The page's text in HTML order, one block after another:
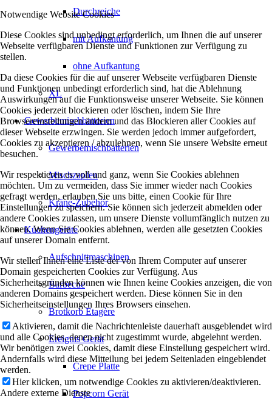
Durchreiche
mit Aufkantung
ohne Aufkantung
XL
Gewerbemischbatterien
Gewerbemischbatterien
Mischzapfen
Kräne-Zubehör
Küchengeräte
Aufschnittmaschinen
Barbecue
Brotkorb Etagère
Ereignis Gerät
Crepe Platte
Popcorn Gerät
Notwendige Website Cookies
Diese Cookies sind unbedingt erforderlich, um Ihnen die auf unserer
Webseite verfügbaren Dienste und Funktionen zur Verfügung zu
stellen.
Da diese Cookies für die auf unserer Webseite verfügbaren Dienste
und Funktionen unbedingt erforderlich sind, hat die Ablehnung
Auswirkungen auf die Funktionsweise unserer Webseite. Sie können
Cookies jederzeit blockieren oder löschen, indem Sie Ihre
Browsereinstellungen ändern und das Blockieren aller Cookies auf
dieser Webseite erzwingen. Sie werden jedoch immer aufgefordert,
Cookies zu akzeptieren / abzulehnen, wenn Sie unsere Website erneut
besuchen.
Wir respektieren es voll und ganz, wenn Sie Cookies ablehnen
möchten. Um zu vermeiden, dass Sie immer wieder nach Cookies
gefragt werden, erlauben Sie uns bitte, einen Cookie für Ihre
Einstellungen zu speichern. Sie können sich jederzeit abmelden oder
andere Cookies zulassen, um unsere Dienste vollumfänglich nutzen zu
können. Wenn Sie Cookies ablehnen, werden alle gesetzten Cookies
auf unserer Domain entfernt.
Wir stellen Ihnen eine Liste der von Ihrem Computer auf unserer
Domain gespeicherten Cookies zur Verfügung. Aus
Sicherheitsgründen können wie Ihnen keine Cookies anzeigen, die von
anderen Domains gespeichert werden. Diese können Sie in den
Sicherheitseinstellungen Ihres Browsers einsehen.
Aktivieren, damit die Nachrichtenleiste dauerhaft ausgeblendet wird
und alle Cookies, denen nicht zugestimmt wurde, abgelehnt werden.
Wir benötigen zwei Cookies, damit diese Einstellung gespeichert wird.
Andernfalls wird diese Mitteilung bei jedem Seitenladen eingeblendet
werden.
Hier klicken, um notwendige Cookies zu aktivieren/deaktivieren.
Andere externe Dienste